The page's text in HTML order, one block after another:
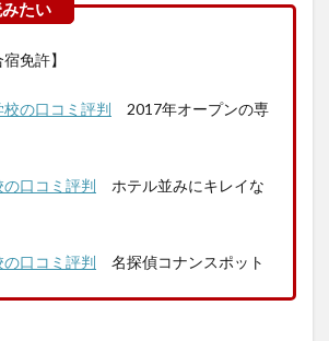
免許】
の口コミ評判 2017年オープンの専
口コミ評判 ホテル並みにキレイな
口コミ評判 名探偵コナンスポット